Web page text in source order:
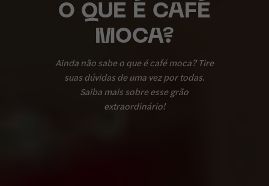
O QUE É CAFÉ
MOCA?
Ainda não sabe o que é café moca? Tire
suas dúvidas de uma vez por todas.
Saiba mais sobre esse grão
extraordinário!